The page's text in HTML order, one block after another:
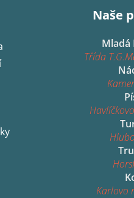
Naše
Mladá
Třída
Karlovo